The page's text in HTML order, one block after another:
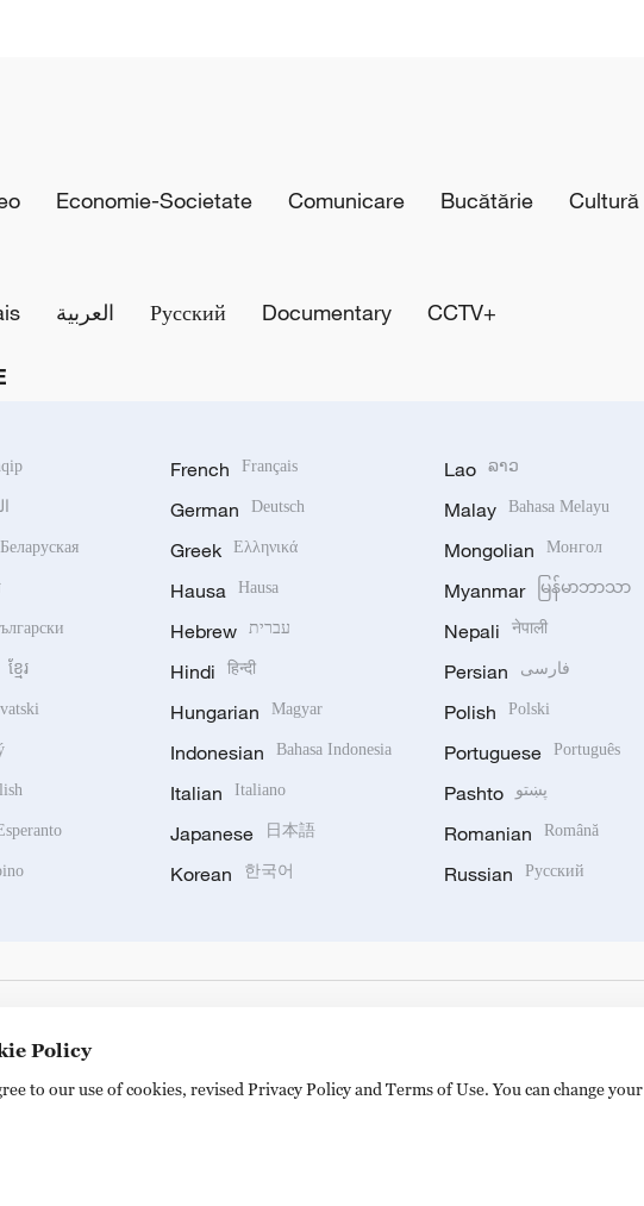
Economie-Societate Comunicare Bucătărie Cultură
العربية Русский Documentary CCTV+
Беларуская
ខ្មែរ
French Français
German Deutsch
Greek Ελληνικά
Hausa Hausa
Hebrew עברית
Hindi हिन्दी
Hungarian Magyar
Indonesian Bahasa Indonesia
Italian Italiano
Japanese 日本語
Korean 한국어
Lao ລາວ
Malay Bahasa Melayu
Mongolian Монгол
Myanmar မြန်မာဘာသာ
Nepali नेपाली
Persian فارسی
Polish Polski
Portuguese Português
Pashto پښتو
Romanian Română
Russian Русский
号
Policy
to our use of cookies, revised Privacy Policy and Terms of Use. You can change your